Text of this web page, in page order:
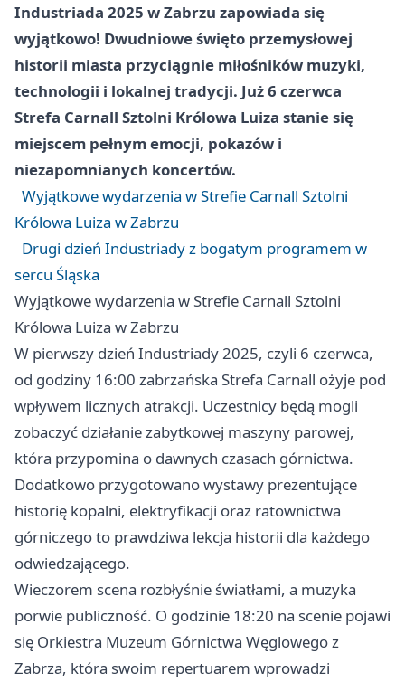
Industriada 2025 w Zabrzu zapowiada się
wyjątkowo! Dwudniowe święto przemysłowej
historii miasta przyciągnie miłośników muzyki,
technologii i lokalnej tradycji. Już 6 czerwca
Strefa Carnall Sztolni Królowa Luiza stanie się
miejscem pełnym emocji, pokazów i
niezapomnianych koncertów.
Wyjątkowe wydarzenia w Strefie Carnall Sztolni
Królowa Luiza w Zabrzu
Drugi dzień Industriady z bogatym programem w
sercu Śląska
Wyjątkowe wydarzenia w Strefie Carnall Sztolni
Królowa Luiza w Zabrzu
W pierwszy dzień Industriady 2025, czyli 6 czerwca,
od godziny 16:00 zabrzańska Strefa Carnall ożyje pod
wpływem licznych atrakcji. Uczestnicy będą mogli
zobaczyć działanie zabytkowej maszyny parowej,
która przypomina o dawnych czasach górnictwa.
Dodatkowo przygotowano wystawy prezentujące
historię kopalni, elektryfikacji oraz ratownictwa
górniczego to prawdziwa lekcja historii dla każdego
odwiedzającego.
Wieczorem scena rozbłyśnie światłami, a muzyka
porwie publiczność. O godzinie 18:20 na scenie pojawi
się Orkiestra Muzeum Górnictwa Węglowego z
Zabrza, która swoim repertuarem wprowadzi